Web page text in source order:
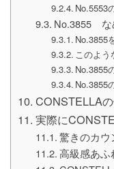
No.5553
No.3855 な
No.3855
このよう
No.3855
No.3855
CONSTELLA
実際に
驚きのカウ
高級感あふ